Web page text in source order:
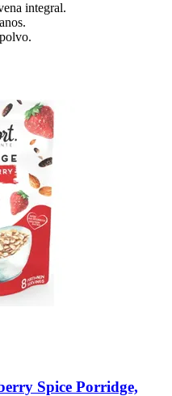
integral.
Spice Porridge,